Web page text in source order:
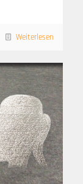
Weiterlesen